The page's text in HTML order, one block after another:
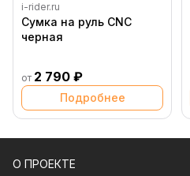
i-rider.ru
Сумка на руль CNC
черная
от 2 790 ₽
Подробнее
О ПРОЕКТЕ